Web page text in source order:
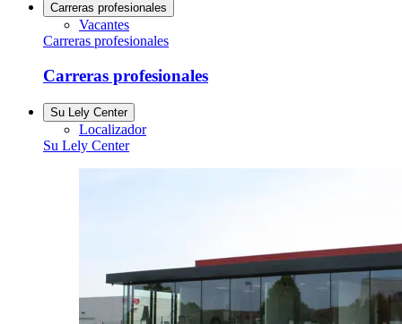
Carreras profesionales
Vacantes
Carreras profesionales
Carreras profesionales
Su Lely Center
Localizador
Su Lely Center